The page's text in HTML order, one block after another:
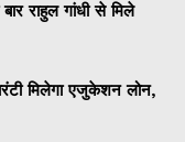
राहुल गांधी से मिले
मिलेगा एजुकेशन लोन,